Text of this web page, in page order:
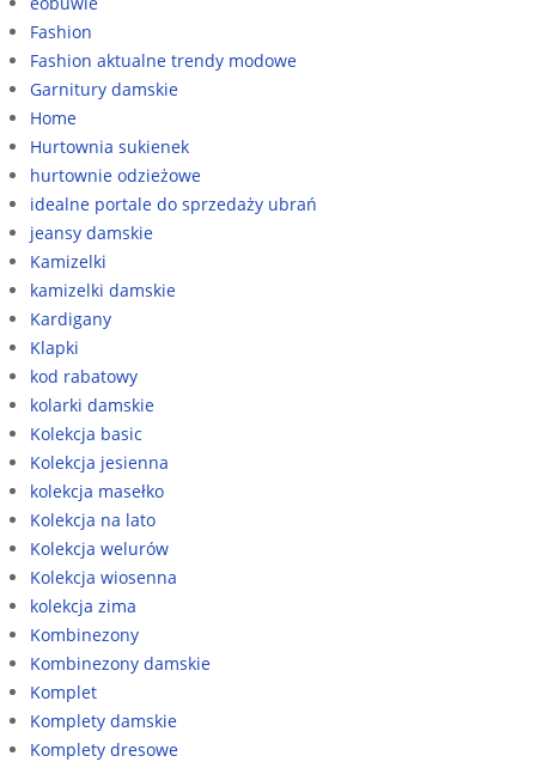
Fashion
Fashion aktualne trendy modowe
Garnitury damskie
Home
Hurtownia sukienek
hurtownie odzieżowe
idealne portale do sprzedaży ubrań
jeansy damskie
Kamizelki
kamizelki damskie
Kardigany
Klapki
kod rabatowy
kolarki damskie
Kolekcja basic
Kolekcja jesienna
kolekcja masełko
Kolekcja na lato
Kolekcja welurów
Kolekcja wiosenna
kolekcja zima
Kombinezony
Kombinezony damskie
Komplet
Komplety damskie
Komplety dresowe